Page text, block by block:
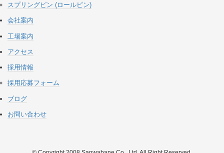
スプリングピン (ロールピン)
会社案内
工場案内
アクセス
採用情報
採用応募フォーム
ブログ
お問い合わせ